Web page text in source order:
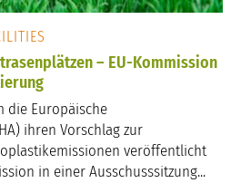
– EU-Kommission
die Europäische
ihren Vorschlag zur
veröffentlicht
in einer Ausschusssitzung...